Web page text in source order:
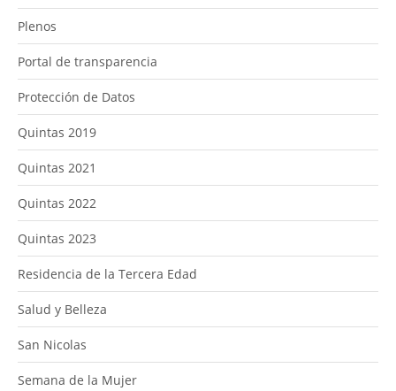
Plenos
Portal de transparencia
Protección de Datos
Quintas 2019
Quintas 2021
Quintas 2022
Quintas 2023
Residencia de la Tercera Edad
Salud y Belleza
San Nicolas
Semana de la Mujer